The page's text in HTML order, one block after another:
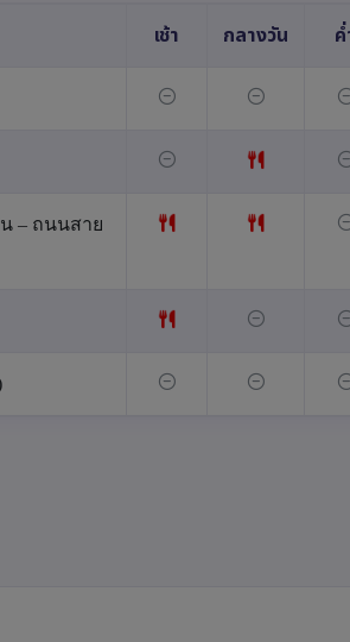
เช้า กลางวัน ค่
– ถนนสาย